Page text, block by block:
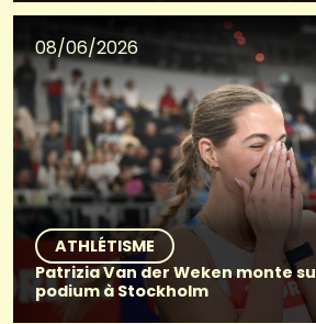
08/06/2026
ATHLÉTISME
Patrizia Van der Weken monte
podium à Stockholm